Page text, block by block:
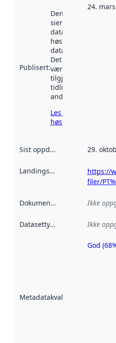
Publisert:
Denne datoen
sier når
datasettet ble
høstet av
data.norge.no.
Det kan ha
vært
tilgjengelig
tidligere
andre steder.
Les mer om
høsting her
24.
Sist oppdatert 29.
Landingsside
https://
filer/
Dokumentasjon Ikke
Datasettype Ikke
Metadatakvalitet
God